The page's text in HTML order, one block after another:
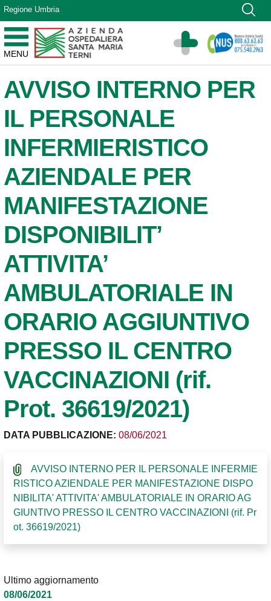
Vai ai contenuti
Vai al menu di navigazione
Vai al footer
Regione Umbria
MENU
Azienda Ospedaliera Santa Maria di Terni
Sito Istituzionale
AVVISO INTERNO PER
IL PERSONALE
INFERMIERISTICO
AZIENDALE PER
MANIFESTAZIONE
DISPONIBILIT’
ATTIVITA’
AMBULATORIALE IN
ORARIO AGGIUNTIVO
PRESSO IL CENTRO
VACCINAZIONI (rif.
Prot. 36619/2021)
DATA PUBBLICAZIONE: 08/06/2021
AVVISO INTERNO PER IL PERSONALE INFERMIE
RISTICO AZIENDALE PER MANIFESTAZIONE DISPO
NIBILITA' ATTIVITA' AMBULATORIALE IN ORARIO AG
GIUNTIVO PRESSO IL CENTRO VACCINAZIONI (rif. Pr
ot. 36619/2021)
Ultimo aggiornamento
08/06/2021